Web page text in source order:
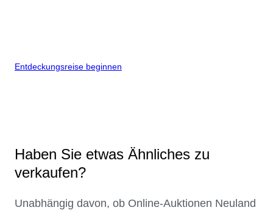
Entdeckungsreise beginnen
Haben Sie etwas Ähnliches zu
verkaufen?
Unabhängig davon, ob Online-Auktionen Neuland